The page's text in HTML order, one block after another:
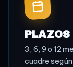
3, 6, 9 o 12
cuadre